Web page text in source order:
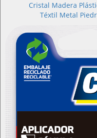
Cristal Madera
Téxtil Metal